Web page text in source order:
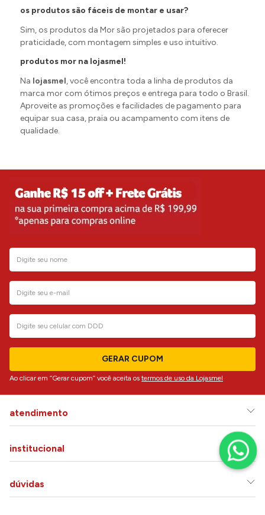
os produtos são fáceis de montar e usar?
Sim, os produtos da Mor são projetados para oferecer
praticidade, com montagem simples e uso intuitivo.
produtos mor na lojasmel!
Na lojasmel, você encontra toda a linha de produtos da
marca mor com ótimos preços e entrega para todo o Brasil.
Aproveite as promoções e facilidades de pagamento para
equipar sua casa, praia ou acampamento com itens de
qualidade.
GERAR CUPOM
Ao clicar em “Gerar cupom” você aceita os termos de uso da Lojasmel
atendimento
institucional
dúvidas